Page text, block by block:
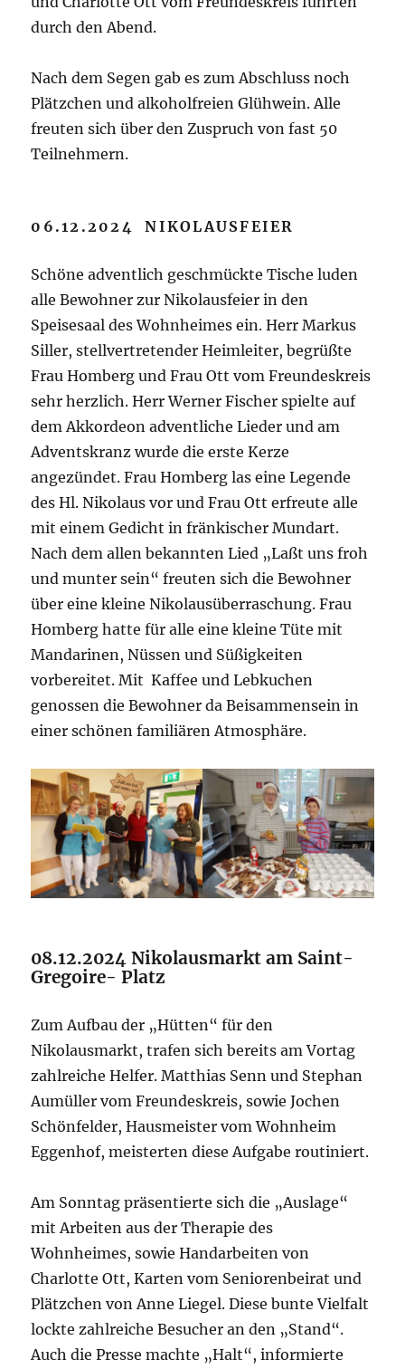
durch den Abend.
Nach dem Segen gab es zum Abschluss noch
Plätzchen und alkoholfreien Glühwein. Alle
freuten sich über den Zuspruch von fast 50
Teilnehmern.
06.12.2024 NIKOLAUSFEIER
Schöne adventlich geschmückte Tische luden
alle Bewohner zur Nikolausfeier in den
Speisesaal des Wohnheimes ein. Herr Markus
Siller, stellvertretender Heimleiter, begrüßte
Frau Homberg und Frau Ott vom Freundeskreis
sehr herzlich. Herr Werner Fischer spielte auf
dem Akkordeon adventliche Lieder und am
Adventskranz wurde die erste Kerze
angezündet. Frau Homberg las eine Legende
des Hl. Nikolaus vor und Frau Ott erfreute alle
mit einem Gedicht in fränkischer Mundart.
Nach dem allen bekannten Lied „Laßt uns froh
und munter sein“ freuten sich die Bewohner
über eine kleine Nikolausüberraschung. Frau
Homberg hatte für alle eine kleine Tüte mit
Mandarinen, Nüssen und Süßigkeiten
vorbereitet. Mit Kaffee und Lebkuchen
genossen die Bewohner da Beisammensein in
einer schönen familiären Atmosphäre.
08.12.2024 Nikolausmarkt am Saint-
Gregoire- Platz
Zum Aufbau der „Hütten“ für den
Nikolausmarkt, trafen sich bereits am Vortag
zahlreiche Helfer. Matthias Senn und Stephan
Aumüller vom Freundeskreis, sowie Jochen
Schönfelder, Hausmeister vom Wohnheim
Eggenhof, meisterten diese Aufgabe routiniert.
Am Sonntag präsentierte sich die „Auslage“
mit Arbeiten aus der Therapie des
Wohnheimes, sowie Handarbeiten von
Charlotte Ott, Karten vom Seniorenbeirat und
Plätzchen von Anne Liegel. Diese bunte Vielfalt
lockte zahlreiche Besucher an den „Stand“.
Auch die Presse machte „Halt“, informierte